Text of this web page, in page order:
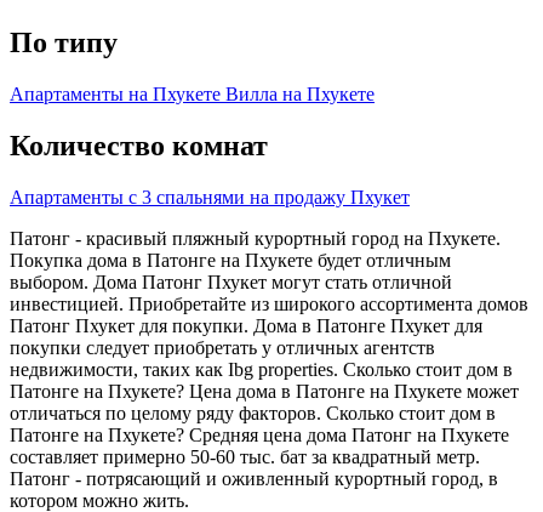
Патонг - красивый пляжный курортный город на Пхукете.
Покупка дома в Патонге на Пхукете будет отличным
выбором. Дома Патонг Пхукет могут стать отличной
инвестицией. Приобретайте из широкого ассортимента домов
Патонг Пхукет для покупки. Дома в Патонге Пхукет для
покупки следует приобретать у отличных агентств
недвижимости, таких как Ibg properties. Сколько стоит дом в
Патонге на Пхукете? Цена дома в Патонге на Пхукете может
отличаться по целому ряду факторов. Сколько стоит дом в
Патонге на Пхукете? Средняя цена дома Патонг на Пхукете
составляет примерно 50-60 тыс. бат за квадратный метр.
Патонг - потрясающий и оживленный курортный город, в
котором можно жить.
По типу
Апартаменты на Пхукете Вилла на Пхукете
Количество комнат
Апартаменты с 3 спальнями на продажу Пхукет